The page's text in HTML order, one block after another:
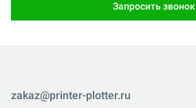
Запросить звонок
zakaz@printer-plotter.ru